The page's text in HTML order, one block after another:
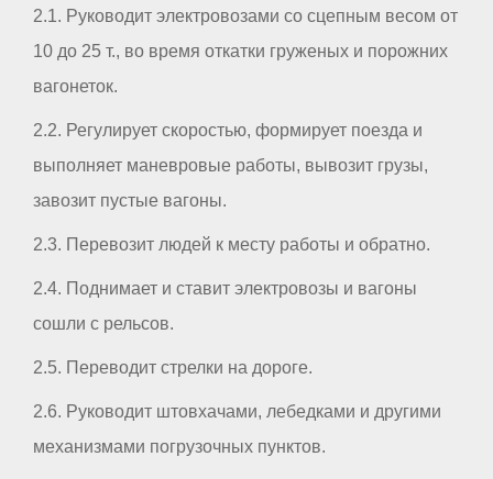
2.1. Руководит электровозами со сцепным весом от
10 до 25 т., во время откатки груженых и порожних
вагонеток.
2.2. Регулирует скоростью, формирует поезда и
выполняет маневровые работы, вывозит грузы,
завозит пустые вагоны.
2.3. Перевозит людей к месту работы и обратно.
2.4. Поднимает и ставит электровозы и вагоны
сошли с рельсов.
2.5. Переводит стрелки на дороге.
2.6. Руководит штовхачами, лебедками и другими
механизмами погрузочных пунктов.